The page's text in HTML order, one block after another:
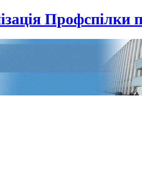
Профспілки